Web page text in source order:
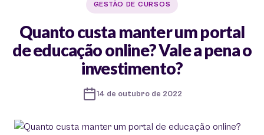
GESTÃO DE CURSOS
Quanto custa manter um portal
de educação online? Vale a pena o
investimento?
14 de outubro de 2022